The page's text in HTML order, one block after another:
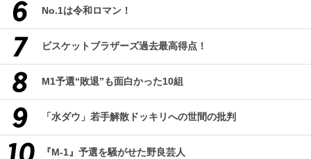
No.1は令和ロマン！
ビスケットブラザーズ過去最高得点！
M1予選“敗退”も面白かった10組
「水ダウ」若手解散ドッキリへの世間の批判
『M-1』予選を騒がせた野良芸人